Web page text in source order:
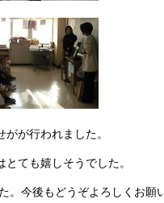
が行われました。
ても嬉しそうでした。
。 今後もどうぞよろしくお願